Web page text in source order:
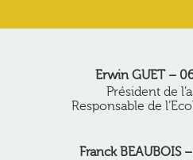
Erwin GUET –
Président de
Responsable de
Franck BEAUBOIS